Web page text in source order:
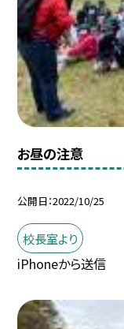
お昼の注意
公開日 2022/10/25
校長室より
iPhoneから送信